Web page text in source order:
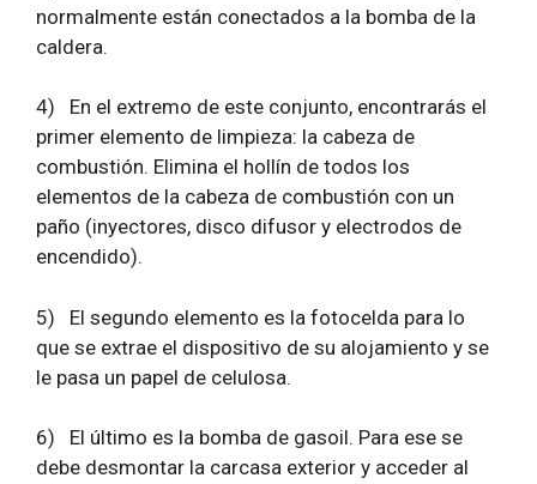
normalmente están conectados a la bomba de la
caldera.
4)
En el extremo de este conjunto, encontrarás el
primer elemento de limpieza: la cabeza de
combustión. Elimina el hollín de todos los
elementos de la cabeza de combustión con un
paño (inyectores, disco difusor y electrodos de
encendido).
5)
El segundo elemento es la fotocelda para lo
que se extrae el dispositivo de su alojamiento y se
le pasa un papel de celulosa.
6)
El último es la bomba de gasoil. Para ese se
debe desmontar la carcasa exterior y acceder al